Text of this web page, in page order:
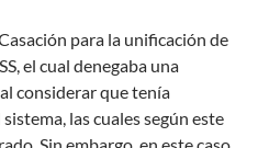
para la unificación de
el cual denegaba una
considerar que tenía
las cuales según este